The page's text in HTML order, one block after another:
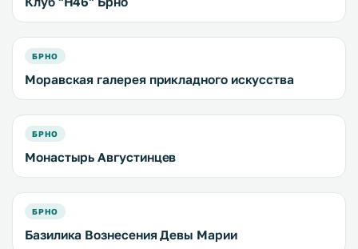
БРНО
Моравская галерея прикладного искусства
БРНО
Монастырь Августинцев
БРНО
Базилика Вознесения Девы Марии